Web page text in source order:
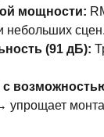
мощности:
небольших сцен.
(91 дБ):
упрощает